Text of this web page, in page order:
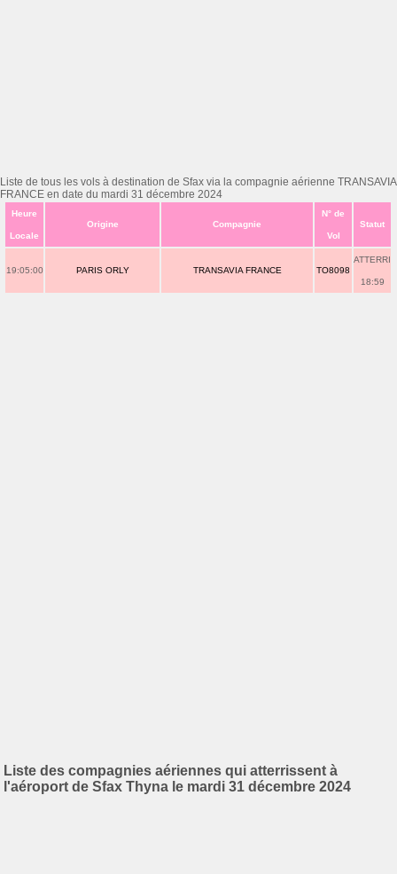
Liste de tous les vols à destination de Sfax via la compagnie aérienne TRANSAVIA
FRANCE en date du mardi 31 décembre 2024
Heure
Locale
Origine Compagnie
N° de
Vol
Statut
19:05:00 PARIS ORLY TRANSAVIA FRANCE TO8098
ATTERRI
18:59
Liste des compagnies aériennes qui atterrissent à
l'aéroport de Sfax Thyna le mardi 31 décembre 2024